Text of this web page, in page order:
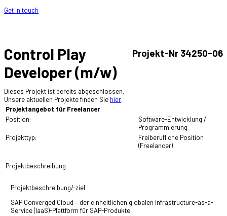
Get in touch
Projekt-Nr 34250-06
Control Play
Developer (m/w)
Dieses Projekt ist bereits abgeschlossen.
Unsere aktuellen Projekte finden Sie hier.
Projektangebot für Freelancer
Position:
Software-Entwicklung /
Programmierung
Projekttyp:
Freiberufliche Position
(Freelancer)
Projektbeschreibung
Projektbeschreibung/-ziel
SAP Converged Cloud – der einheitlichen globalen Infrastructure-as-a-
Service (IaaS)-Plattform für SAP-Produkte